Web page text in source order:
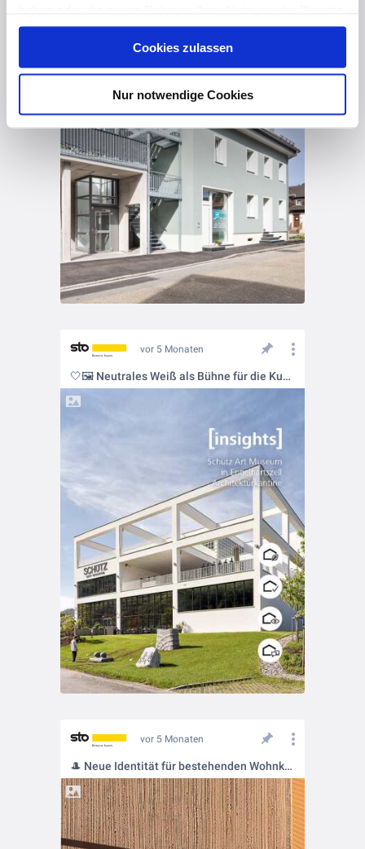
gesammelt haben. Hier finden Sie Informationen zum
und unserImpressum.
Cookies zulassen
Nur notwendige Cookies
vor 5 Monaten
🤍🖼️ Neutrales Weiß als Bühne für die Kunstwerke
vor 5 Monaten
🎩 Neue Identität für bestehenden Wohnkomplex